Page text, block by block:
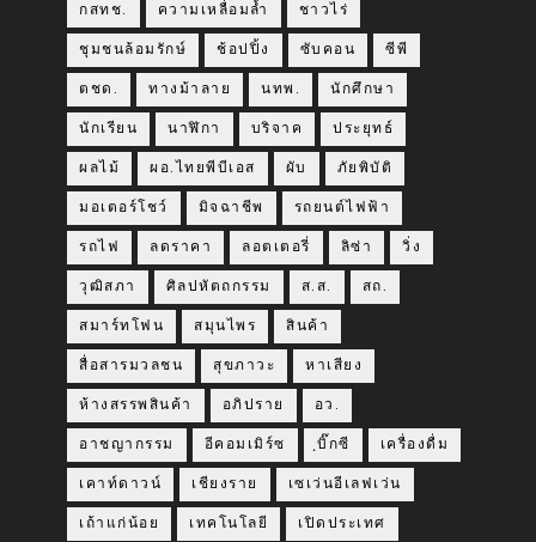
กสทช. ความเหลื่อมล้ำ ชาวไร่
ชุมชนล้อมรักษ์ ช้อปปิ้ง ซับคอน ซีพี
ตชด. ทางม้าลาย นทพ. นักศึกษา
นักเรียน นาฬิกา บริจาค ประยุทธ์
ผลไม้ ผอ.ไทยพีบีเอส ผับ ภัยพิบัติ
มอเตอร์โชว์ มิจฉาชีพ รถยนต์ไฟฟ้า
รถไฟ ลดราคา ลอตเตอรี่ ลิซ่า วิ่ง
วุฒิสภา ศิลปหัตถกรรม ส.ส. สถ.
สมาร์ทโฟน สมุนไพร สินค้า
สื่อสารมวลชน สุขภาวะ หาเสียง
ห้างสรรพสินค้า อภิปราย อว.
อาชญากรรม อีคอมเมิร์ซ ฺบิ๊กซี เครื่องดื่ม
เคาท์ดาวน์ เชียงราย เซเว่นอีเลฟเว่น
เถ้าแก่น้อย เทคโนโลยี เปิดประเทศ